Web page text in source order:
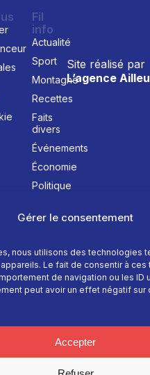
Gérer le consentement
nous utilisons des technologies
Le fait de consentir à
de navigation ou les ID
peut avoir un effet négatif
Accepter
Site réalisé par
L’agence
Fil
info
Actualité
Sport
Montagne
Recettes
Faits
divers
Événements
Économie
Politique